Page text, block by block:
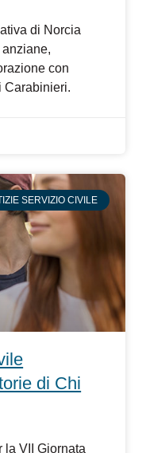
di Norcia
con
Carabinieri.
SERVIZIO CIVILE
di Chi
la VII Giornata